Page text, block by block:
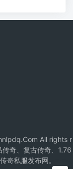
All rights r
奇、复古传奇、1.76
奇私服发布网。